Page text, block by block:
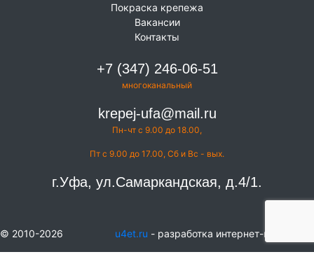
Покраска крепежа
Вакансии
Контакты
+7 (347) 246-06-51
многоканальный
krepej-ufa@mail.ru
Пн-чт с 9.00 до 18.00,
Пт с 9.00 до 17.00, Сб и Вс - вых.
г.Уфа, ул.Самаркандская, д.4/1.
© 2010-2026 u4et.ru - разработка интернет-магазинов